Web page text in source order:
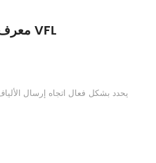
X-401L معرف الألياف الضوئية مع VFL